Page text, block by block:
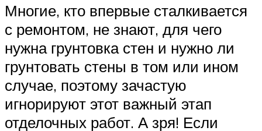
Многие, кто впервые сталкивается
с ремонтом, не знают, для чего
нужна грунтовка стен и нужно ли
грунтовать стены в том или ином
случае, поэтому зачастую
игнорируют этот важный этап
отделочных работ. А зря! Если